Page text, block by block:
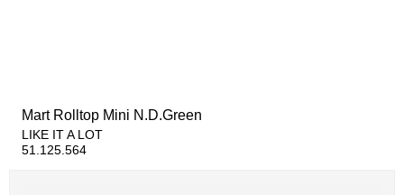
Mart Rolltop Mini N.D.Green
LIKE IT A LOT
51.125.564